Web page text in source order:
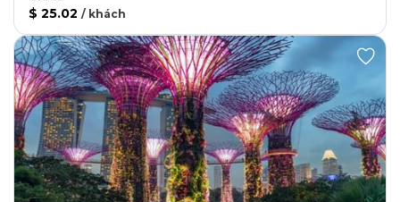
$ 25.02 / khách